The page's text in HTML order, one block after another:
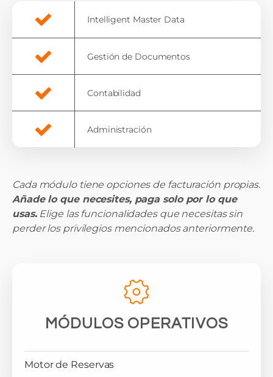
Intelligent Master Data
Gestión de Documentos
Contabilidad
Administración
Cada módulo tiene opciones de facturación propias.
Añade lo que necesites, paga solo por lo que
usas.Elige las funcionalidades que necesitas sin
perder los privilegios mencionados anteriormente.
MÓDULOS OPERATIVOS
Motor de Reservas